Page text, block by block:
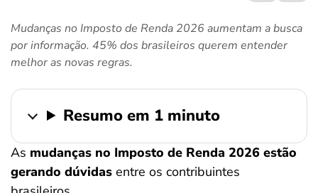
Mudanças no Imposto de Renda 2026 aumentam a busca
por informação. 45% dos brasileiros querem entender
melhor as novas regras.
Resumo em 1 minuto
As mudanças no Imposto de Renda 2026 estão
gerando dúvidas entre os contribuintes